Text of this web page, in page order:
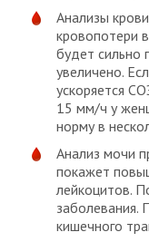
Анализы
кровопотери
будет сильно
увеличено.
ускоряется
15 мм/ч у
норму в
Анализ мочи
покажет
лейкоцитов.
заболевания.
кишечного